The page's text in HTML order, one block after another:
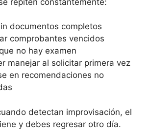
documentos completos
comprobantes vencidos
no hay examen
manejar al solicitar primera vez
en recomendaciones no
detectan improvisación, el
y debes regresar otro día.